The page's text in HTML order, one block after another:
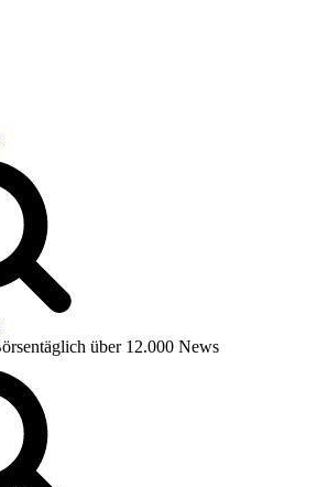
über 12.000 News